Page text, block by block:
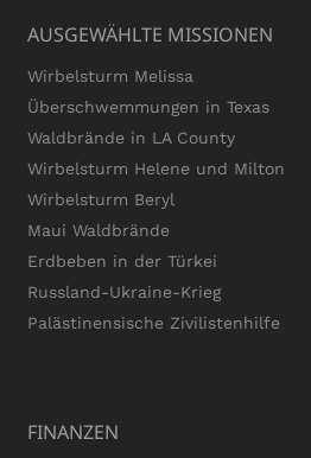
AUSGEWÄHLTE MISSIONEN
Wirbelsturm Melissa
Überschwemmungen in Texas
Waldbrände in LA County
Wirbelsturm Helene und Milton
Wirbelsturm Beryl
Maui Waldbrände
Erdbeben in der Türkei
Russland-Ukraine-Krieg
Palästinensische Zivilistenhilfe
FINANZEN